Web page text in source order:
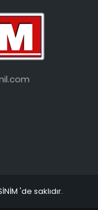
'de saklıdır.